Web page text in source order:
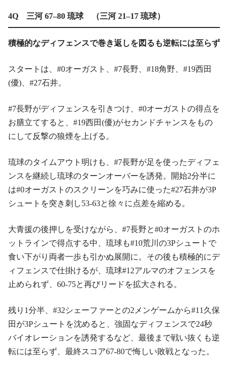
4Q 三河 67–80 琉球 （三河 21–17 琉球）
積極的なディフェンスで巻き返しを図るも逆転には至らず
スタートは、#0オーガスト、#7長野、#18角野、#19西田
(優)、#27石井。
#7長野がディフェンスを引きつけ、#0オーガストの得点を
お膳立てすると、#19西田(優)がセカンドチャンスをもの
にして反撃の狼煙を上げる。
琉球のタイムアウト明けも、#7長野が足を使ったディフェ
ンスを継続し琉球のターンオーバーを誘発。開始2分半に
は#0オーガストのスクリーンを巧みに使った#27石井が3P
シュートを突き刺し53-63と徐々に点差を縮める。
大青援の後押しを受けながら、#7長野と#0オーガストのホ
ットラインで得点する中、琉球も#10荒川の3Pシュートで
食い下がり両者一歩も引かぬ展開に。その後も積極的にデ
ィフェンスで仕掛けるが、琉球#12アルマのオフェンスを
止められず、60-75と再びリードを拡大される。
残り1分半、#32シェーファーとの2メンゲームから#11久保
田が3Pシュートを沈めると、強固なディフェンスで24秒
バイオレーションを誘発するなど、最後まで戦い抜くも逆
転には至らず、最終スコア67-80で悔しい敗戦となった。